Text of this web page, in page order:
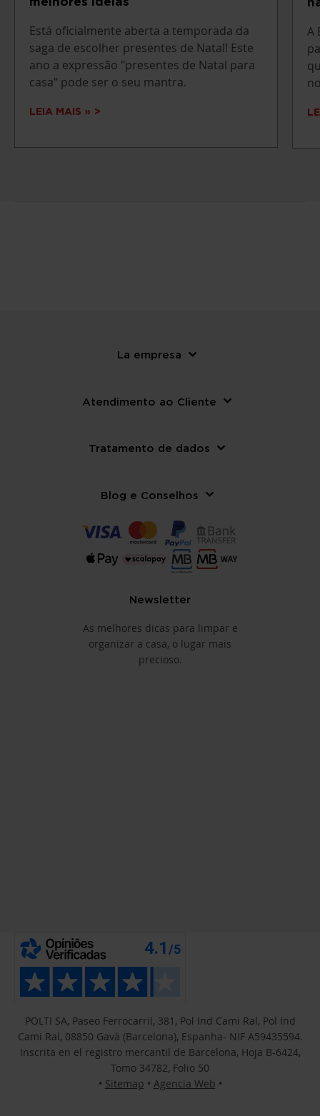
Está oficialmente aberta a temporada da
saga de escolher presentes de Natal! Este
ano a expressão "presentes de Natal para
casa" pode ser o seu mantra.
LEIA MAIS »
A
La empresa
Atendimento ao Cliente
Tratamento de dados
Blog e Conselhos
Newsletter
As melhores dicas para limpar e
organizar a casa, o lugar mais
precioso.
POLTI SA, Paseo Ferrocarril, 381, Pol Ind Cami Ral, Pol Ind
Cami Ral, 08850 Gavà (Barcelona), Espanha- NIF A59435594.
Inscrita en el registro mercantil de Barcelona, Hoja B-6424,
Tomo 34782, Folio 50
• Sitemap • Agencia Web •